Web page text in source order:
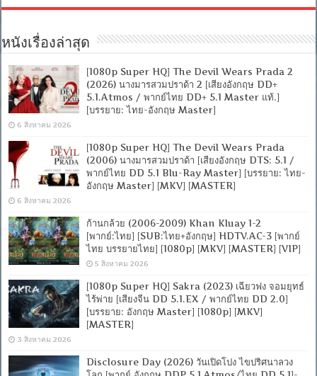
หนังเรื่องล่าสุด
[1080p Super HQ] The Devil Wears Prada 2
(2026) นางมารสวมปราด้า 2 [เสียงอังกฤษ DD+
5.1.Atmos / พากย์ไทย DD+ 5.1 Master แท้.]
[บรรยาย: ไทย-อังกฤษ Master]
6 สิงหาคม 2026
[1080p Super HQ] The Devil Wears Prada
(2006) นางมารสวมปราด้า [เสียงอังกฤษ DTS: 5.1 /
พากย์ไทย DD 5.1 Blu-Ray Master] [บรรยาย: ไทย-
อังกฤษ Master] [MKV] [MASTER]
6 สิงหาคม 2026
ก้านกล้วย (2006-2009) Khan Kluay 1-2
[พากย์:ไทย] [SUB:ไทย+อังกฤษ] HDTV.AC-3 [พากย์
ไทย บรรยายไทย] [1080p] [MKV] [MASTER] [VIP]
5 สิงหาคม 2026
[1080p Super HQ] Sakra (2023) เฉียวฟง จอมยุทธ์
ไร้พ่าย [เสียงจีน DD 5.1.EX / พากย์ไทย DD 2.0]
[บรรยาย: อังกฤษ Master] [1080p] [MKV]
[MASTER]
3 สิงหาคม 2026
Disclosure Day (2026) วันเปิดโปง ไขปริศนาลวง